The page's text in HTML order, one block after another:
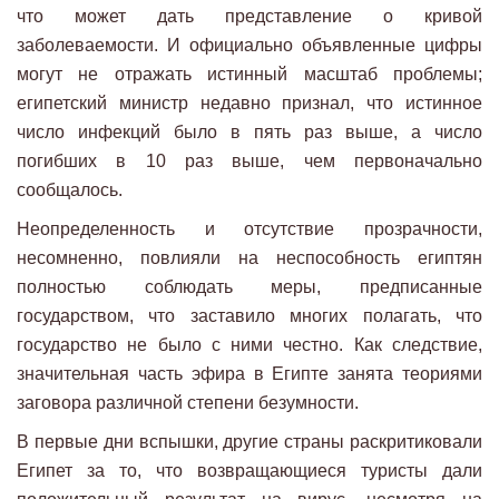
что может дать представление о кривой
заболеваемости. И официально объявленные цифры
могут не отражать истинный масштаб проблемы;
египетский министр недавно признал, что истинное
число инфекций было в пять раз выше, а число
погибших в 10 раз выше, чем первоначально
сообщалось.
Неопределенность и отсутствие прозрачности,
несомненно, повлияли на неспособность египтян
полностью соблюдать меры, предписанные
государством, что заставило многих полагать, что
государство не было с ними честно. Как следствие,
значительная часть эфира в Египте занята теориями
заговора различной степени безумности.
В первые дни вспышки, другие страны раскритиковали
Египет за то, что возвращающиеся туристы дали